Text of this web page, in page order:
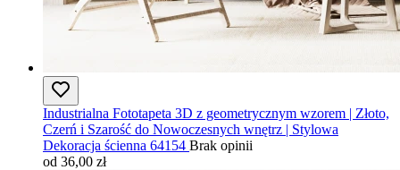
Industrialna Fototapeta 3D z geometrycznym wzorem | Złoto,
Czerń i Szarość do Nowoczesnych wnętrz | Stylowa
Dekoracja ścienna 64154 Brak opinii
od 36,00 zł